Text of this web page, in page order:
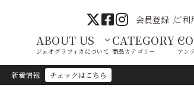
新着情報 チェックはこちら
会員登録 ご利
ABOUT US
ジェオグラフィカについて
CATEGORY
商品カテゴリー アン